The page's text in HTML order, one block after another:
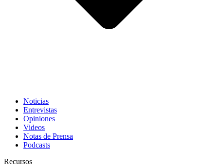
Noticias
Entrevistas
Opiniones
Videos
Notas de Prensa
Podcasts
Recursos